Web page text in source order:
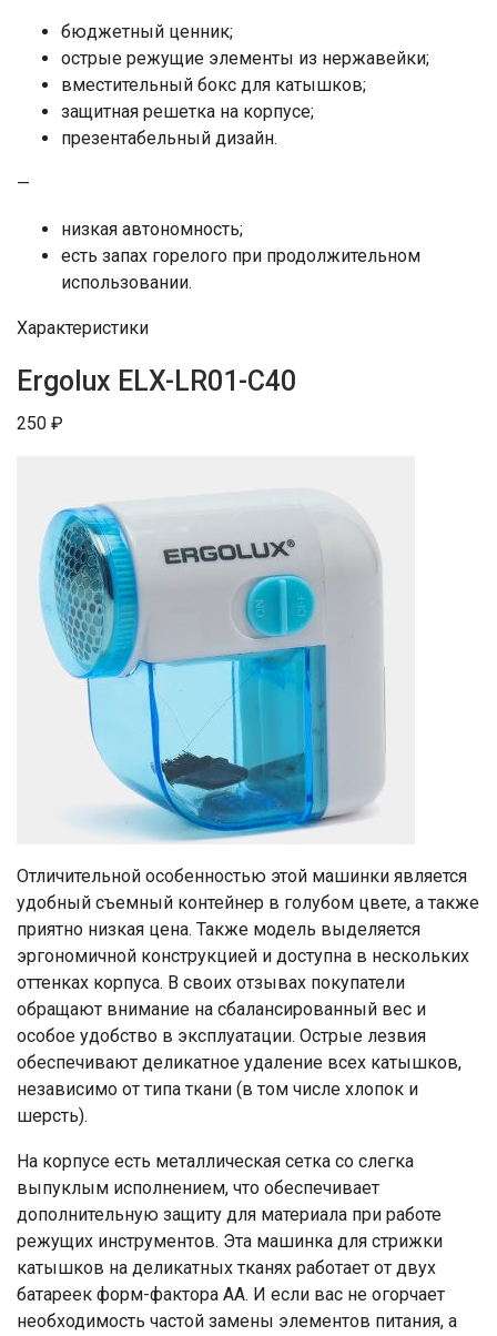
бюджетный ценник;
острые режущие элементы из нержавейки;
вместительный бокс для катышков;
защитная решетка на корпусе;
презентабельный дизайн.
—
низкая автономность;
есть запах горелого при продолжительном
использовании.
Характеристики
Ergolux ELX-LR01-C40
250 ₽
Отличительной особенностью этой машинки является
удобный съемный контейнер в голубом цвете, а также
приятно низкая цена. Также модель выделяется
эргономичной конструкцией и доступна в нескольких
оттенках корпуса. В своих отзывах покупатели
обращают внимание на сбалансированный вес и
особое удобство в эксплуатации. Острые лезвия
обеспечивают деликатное удаление всех катышков,
независимо от типа ткани (в том числе хлопок и
шерсть).
На корпусе есть металлическая сетка со слегка
выпуклым исполнением, что обеспечивает
дополнительную защиту для материала при работе
режущих инструментов. Эта машинка для стрижки
катышков на деликатных тканях работает от двух
батареек форм-фактора АА. И если вас не огорчает
необходимость частой замены элементов питания, а